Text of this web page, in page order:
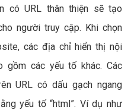
có URL thân thiện sẽ tạo
người truy cập. Khi chọn
các địa chỉ hiển thị nội
gồm các yếu tố khác. Các
URL có dấu gạch ngang
yếu tố “html”. Ví dụ như